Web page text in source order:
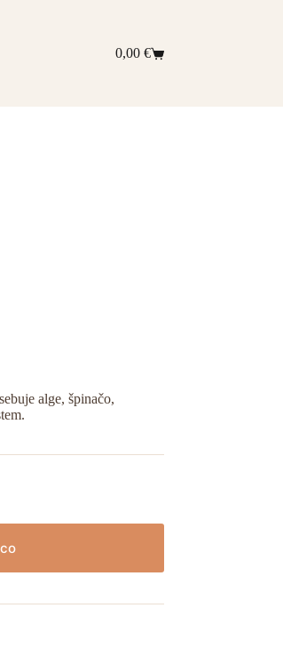
Shopping
0,00 €
alge, špinačo,